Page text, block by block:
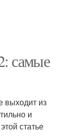
самые
выходит из
и
статье